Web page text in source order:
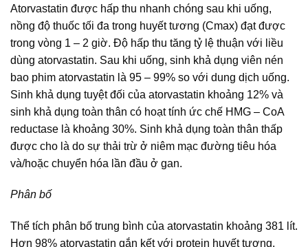
Atorvastatin được hấp thu nhanh chóng sau khi uống,
nồng độ thuốc tối đa trong huyết tương (Cmax) đạt được
trong vòng 1 – 2 giờ. Độ hấp thu tăng tỷ lệ thuận với liều
dùng atorvastatin. Sau khi uống, sinh khả dụng viên nén
bao phim atorvastatin là 95 – 99% so với dung dịch uống.
Sinh khả dụng tuyệt đối của atorvastatin khoảng 12% và
sinh khả dụng toàn thân có hoạt tính ức chế HMG – CoA
reductase là khoảng 30%. Sinh khả dụng toàn thân thấp
được cho là do sự thải trừ ở niêm mạc đường tiêu hóa
và/hoặc chuyển hóa lần đầu ở gan.
Phân bố
Thể tích phân bố trung bình của atorvastatin khoảng 381 lít.
Hơn 98% atorvastatin gắn kết với protein huyết tương.